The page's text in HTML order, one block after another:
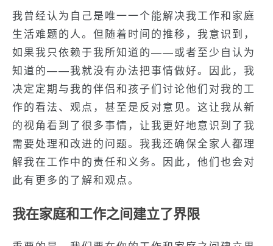
我曾经认为自己是唯一一个能解决我工作和家庭
生活难题的人。但随着时间的推移，我意识到，
如果我只依赖于我所知道的——或者至少自认为
知道的——我就没有办法把事情做好。因此，我
决定定期与我的伴侣和孩子们讨论他们对我的工
作的看法、观点，甚至是反对意见。这让我从新
的视角看到了很多事情，让我更好地意识到了我
需要处理和改进的问题。我我还确保全家人都理
解我在工作中的责任和义务。因此，他们也会对
此有更多的了解和观点。
我在家庭和工作之间建立了界限